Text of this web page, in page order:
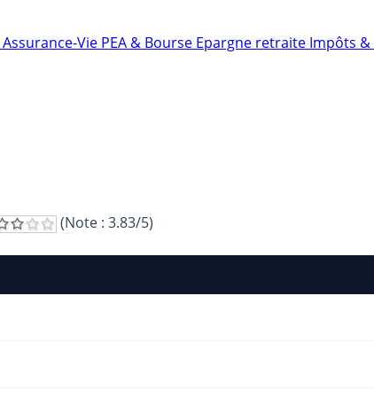
Assurance-Vie PEA & Bourse Epargne retraite Impôts &
(Note : 3.83/5)